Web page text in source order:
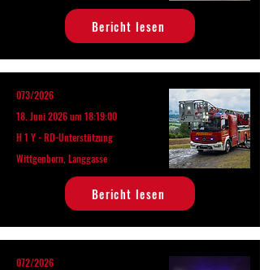
Bericht lesen
073/2026
18. Juni 2026 um 18:19:00
H 1 Y - RD-Unterstützung
Wittgenborn, Langgasse
Bericht lesen
072/2026